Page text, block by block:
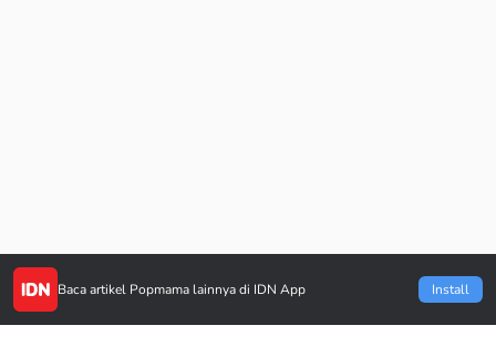
Baca artikel Popmama lainnya di IDN App Install